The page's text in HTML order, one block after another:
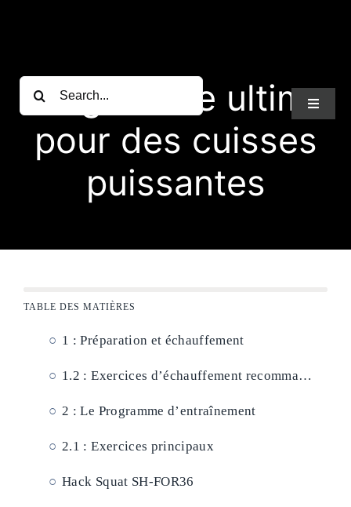
Rechercher:
Toggle
Notre Entreprise
Programme ultime
pour des cuisses
puissantes
TABLE DES MATIÈRES
1 : Préparation et échauffement
1.2 : Exercices d’échauffement recommandés
2 : Le Programme d’entraînement
2.1 : Exercices principaux
Hack Squat SH-FOR36